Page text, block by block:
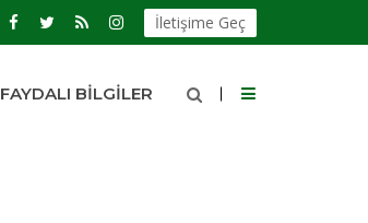
İletişime Geç
FAYDALI BILGILER